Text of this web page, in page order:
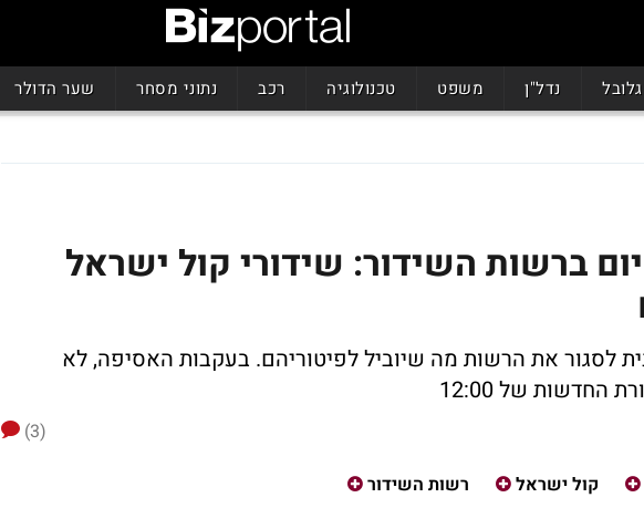
גלובל נדל"ן משפט טכנולוגיה רכב נתוני מסחר שער הדולר
ברשות השידור: שידורי קול ישראל
לסגור את הרשות מה שיוביל לפיטוריהם. בעקבות האסיפה, לא
החדשות של 12:00
(3)
קול ישראל רשות השידור